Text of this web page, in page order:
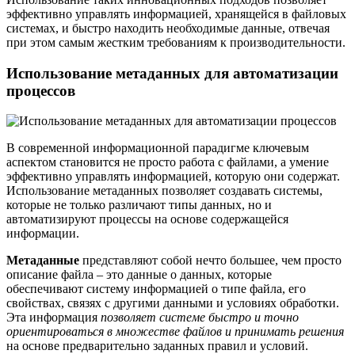
эффективно управлять информацией, хранящейся в файловых
системах, и быстро находить необходимые данные, отвечая
при этом самым жестким требованиям к производительности.
Использование метаданных для автоматизации
процессов
В современной информационной парадигме ключевым
аспектом становится не просто работа с файлами, а умение
эффективно управлять информацией, которую они содержат.
Использование метаданных позволяет создавать системы,
которые не только различают типы данных, но и
автоматизируют процессы на основе содержащейся
информации.
Метаданные представляют собой нечто большее, чем просто
описание файла – это данные о данных, которые
обеспечивают систему информацией о типе файла, его
свойствах, связях с другими данными и условиях обработки.
Эта информация позволяет системе быстро и точно
ориентироваться в множестве файлов и принимать решения
на основе предварительно заданных правил и условий.